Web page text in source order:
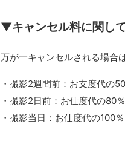
▼キャンセル料に関し
万が一キャンセルされる場合
・撮影2週間前：お支度代の
・撮影2日前：お仕度代の80％
・撮影当日：お仕度代の100％